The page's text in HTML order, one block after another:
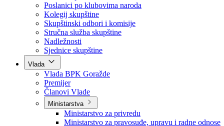
Skupština BPK Goražde
Rukovodstvo
Poslanici po strankama
Poslanici po klubovima naroda
Kolegij skupštine
Skupštinski odbori i komisije
Stručna služba skupštine
Nadležnosti
Sjednice skupštine
Vlada
Vlada BPK Goražde
Premijer
Članovi Vlade